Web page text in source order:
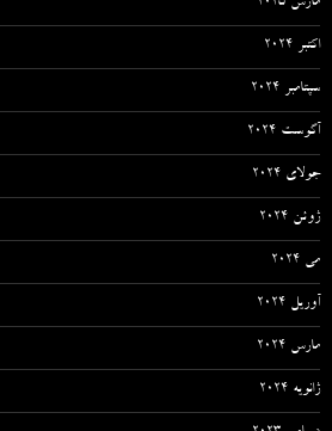
اکتبر 2024
سپتامبر 2024
آگوست 2024
جولای 2024
ژوئن 2024
می 2024
آوریل 2024
مارس 2024
ژانویه 2024